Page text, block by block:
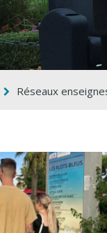
Réseaux